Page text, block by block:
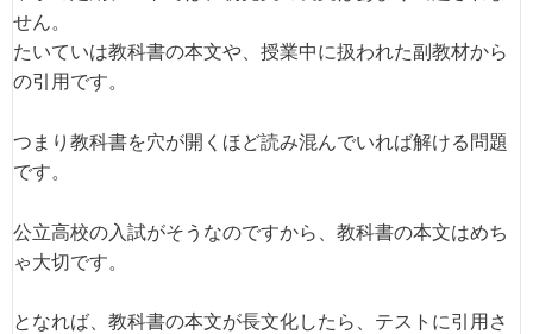
せん。
たいていは教科書の本文や、授業中に扱われた副教材から
の引用です。
つまり教科書を穴が開くほど読み混んでいれば解ける問題
です。
公立高校の入試がそうなのですから、教科書の本文はめち
ゃ大切です。
となれば、教科書の本文が長文化したら、テストに引用さ